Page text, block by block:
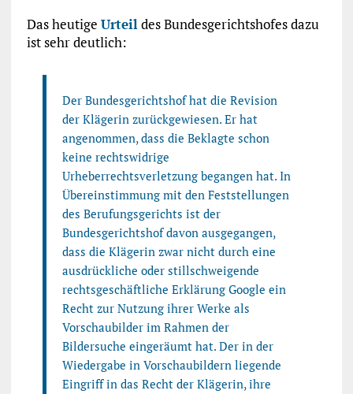
Das heutige Urteildes Bundesgerichtshofes dazu
ist sehr deutlich:
Der Bundesgerichtshof hat die Revision
der Klägerin zurückgewiesen. Er hat
angenommen, dass die Beklagte schon
keine rechtswidrige
Urheberrechtsverletzung begangen hat. In
Übereinstimmung mit den Feststellungen
des Berufungsgerichts ist der
Bundesgerichtshof davon ausgegangen,
dass die Klägerin zwar nicht durch eine
ausdrückliche oder stillschweigende
rechtsgeschäftliche Erklärung Google ein
Recht zur Nutzung ihrer Werke als
Vorschaubilder im Rahmen der
Bildersuche eingeräumt hat. Der in der
Wiedergabe in Vorschaubildern liegende
Eingriff in das Recht der Klägerin, ihre